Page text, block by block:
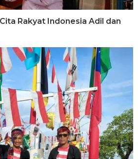
Rakyat Indonesia Adil dan